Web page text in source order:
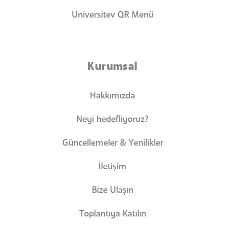
Universitev QR Menü
Kurumsal
Hakkımızda
Neyi hedefliyoruz?
Güncellemeler & Yenilikler
İletişim
Bize Ulaşın
Toplantıya Katılın